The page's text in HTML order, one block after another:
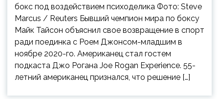
бокс под воздействием психоделика Фото: Steve
Marcus / Reuters Бывший чемпион мира по боксу
Майк Тайсон объяснил свое возвращение в спорт
ради поединка с Роем Джонсом-младшим в
ноябре 2020-го. Американец стал гостем
подкаста Джо Рогана Joe Rogan Experience. 55-
летний американец признался, что решение […]